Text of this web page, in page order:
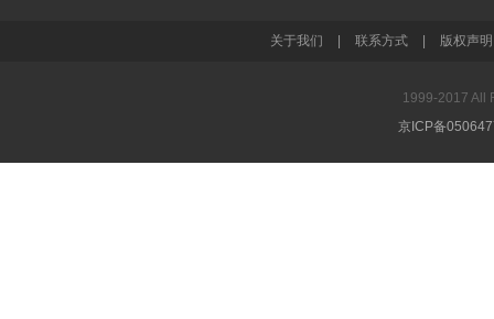
关于我们 联系方式 版权声明
1999-2017 All
京ICP备